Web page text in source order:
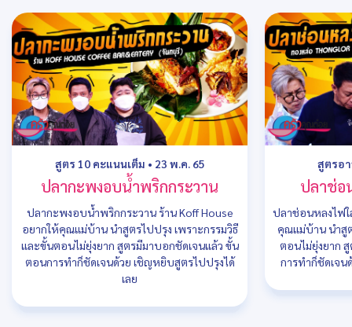
สูตร 10 คะแนนเต็ม • 23 พ.ค. 65
ปลากะพงอบน้ำพริกกระวาน
ปลากะพงอบน้ำพริกกระวาน ร้าน Koff House
อยากให้คุณแม่บ้าน นำสูตรไปปรุง เพราะกรรมวิธี
และขั้นตอนไม่ยุ่งยาก สูตรมีมาบอกชัดเจนแล้ว ขั้น
ตอนการทำก็ชัดเจนด้วย เชิญหยิบสูตรไปปรุงได้
เลย
สูตรอ
ปลาช่อ
ปลาช่อนหลงไฟใ
คุณแม่บ้าน นำสู
ตอนไม่ยุ่งยาก
การทำก็ชัดเจน